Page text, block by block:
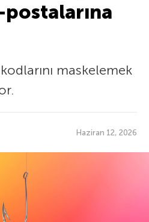
maskelemek
Haziran 12, 2026